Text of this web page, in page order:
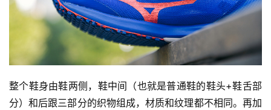
整个鞋身由鞋两侧，鞋中间（也就是普通鞋的鞋头+鞋舌部
分）和后跟三部分的织物组成，材质和纹理都不相同。再加